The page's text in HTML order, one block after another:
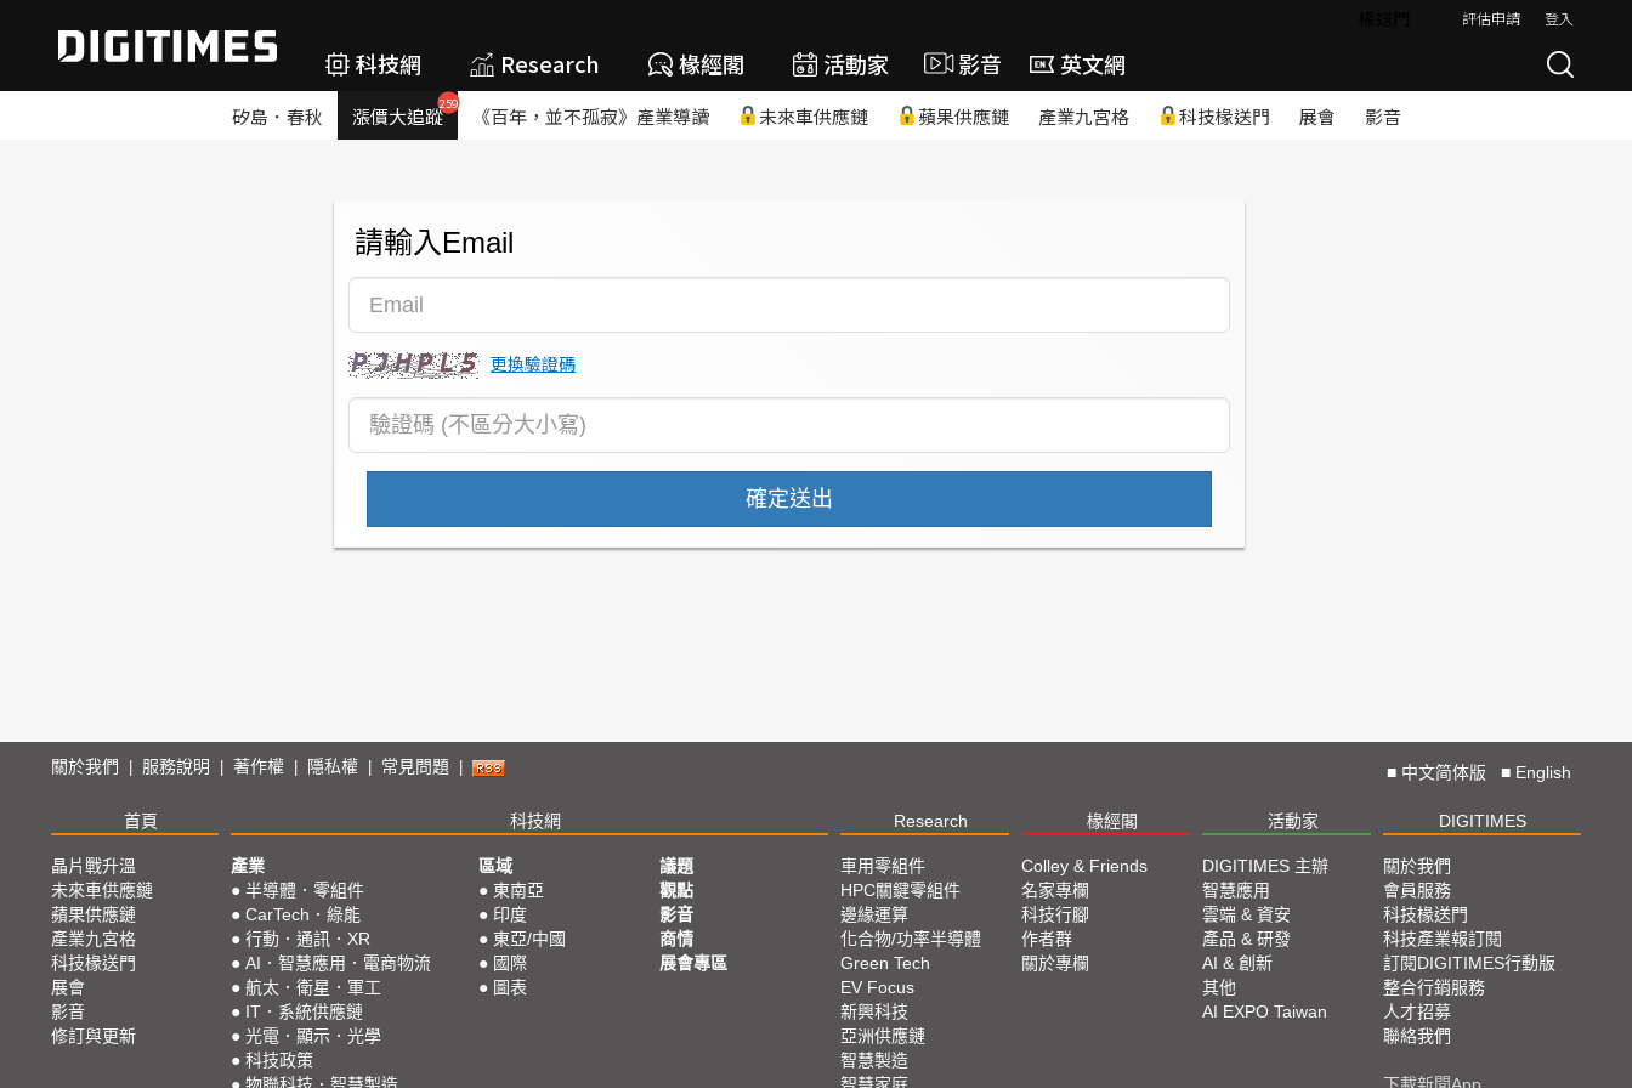
評估申請 登入
科技網 Research 椽經閣 活動家 影音 英文網
矽島．春秋 漲價大追蹤259 《百年，並不孤寂》產業導讀 未來車供應鏈 蘋果供應鏈 產業九宮格 科技椽送門 展會 影音
請輸入Email
更換驗證碼
確定送出
關於我們 服務說明 著作權 隱私權 常見問題 ■ 中文简体版 ■ English
首頁 科技網 Research 椽經閣 活動家 DIGITIMES
晶片戰升溫
未來車供應鏈
蘋果供應鏈
產業九宮格
科技椽送門
展會
影音
修訂與更新
產業
● 半導體．零組件
● CarTech．綠能
● 行動．通訊．XR
● AI．智慧應用．電商物流
● 航太．衛星．軍工
● IT．系統供應鏈
● 光電．顯示．光學
● 科技政策
區域
● 東南亞
● 印度
● 東亞/中國
● 國際
● 圖表
議題
觀點
影音
商情
展會專區
車用零組件
HPC關鍵零組件
邊緣運算
化合物/功率半導體
Green Tech
EV Focus
新興科技
亞洲供應鏈
智慧製造
Colley & Friends
名家專欄
科技行腳
作者群
關於專欄
DIGITIMES 主辦
智慧應用
雲端 & 資安
產品 & 研發
AI & 創新
其他
AI EXPO Taiwan
關於我們
會員服務
科技椽送門
科技產業報訂閱
訂閱DIGITIMES行動版
整合行銷服務
人才招募
聯絡我們